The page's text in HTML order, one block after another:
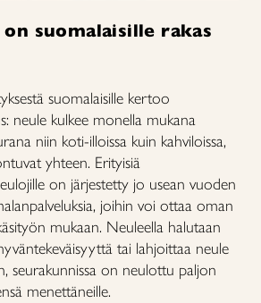
suomalaisille rakas
suomalaisille kertoo
neule kulkee monella mukana
niin koti-illoissa kuin kahviloissa,
yhteen. Erityisiä
on järjestetty jo usean vuoden
joihin voi ottaa oman
mukaan. Neuleella halutaan
tai lahjoittaa neule
seurakunnissa on neulottu paljon
menettäneille.